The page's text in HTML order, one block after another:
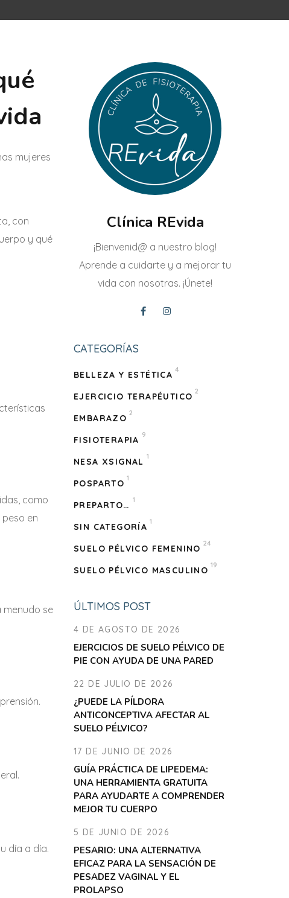
mujeres
con
y qué
como
en
se
día a día.
Clínica REvida
¡Bienvenid@ a nuestro blog!
Aprende a cuidarte y a mejorar tu
vida con nosotras. ¡Únete!
CATEGORÍAS
BELLEZA Y ESTÉTICA 4
EJERCICIO TERAPÉUTICO 2
EMBARAZO 2
FISIOTERAPIA 9
NESA XSIGNAL 1
POSPARTO 1
PREPARTO… 1
SIN CATEGORÍA 1
SUELO PÉLVICO FEMENINO 24
SUELO PÉLVICO MASCULINO 19
ÚLTIMOS POST
4 DE AGOSTO DE 2026
EJERCICIOS DE SUELO PÉLVICO DE
PIE CON AYUDA DE UNA PARED
22 DE JULIO DE 2026
¿PUEDE LA PÍLDORA
ANTICONCEPTIVA AFECTAR AL
SUELO PÉLVICO?
17 DE JUNIO DE 2026
GUÍA PRÁCTICA DE LIPEDEMA:
UNA HERRAMIENTA GRATUITA
PARA AYUDARTE A COMPRENDER
MEJOR TU CUERPO
5 DE JUNIO DE 2026
PESARIO: UNA ALTERNATIVA
EFICAZ PARA LA SENSACIÓN DE
PESADEZ VAGINAL Y EL
PROLAPSO